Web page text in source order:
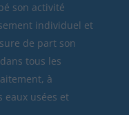
son activité
individuel et
de part son
tous les
à
eaux usées et